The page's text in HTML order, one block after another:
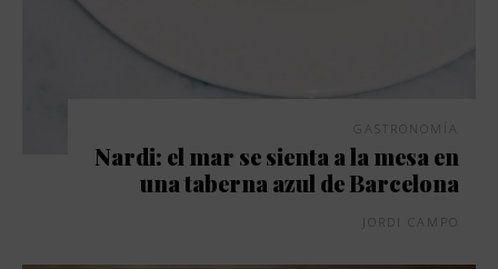
GASTRONOMÍA
Nardi: el mar se sienta a la mesa en
una taberna azul de Barcelona
JORDI CAMPO